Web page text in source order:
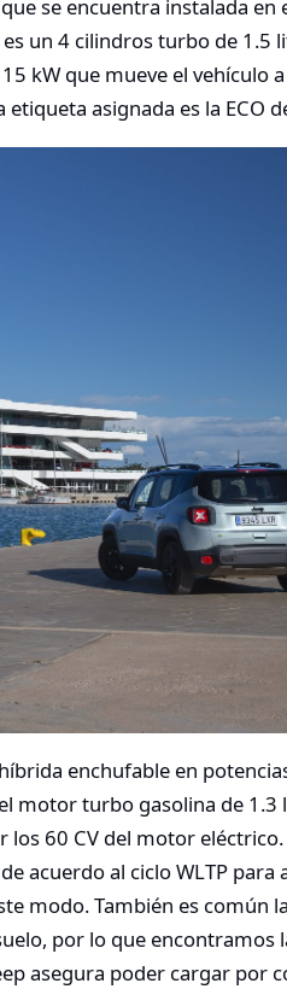
se encuentra instalada en
un 4 cilindros turbo de 1.5
kW que mueve el vehículo
asignada es la ECO
enchufable en
motor turbo gasolina de 1.3
los 60 CV del motor eléctrico.
acuerdo al ciclo WLTP para
modo. También es común
por lo que encontramos
asegura poder cargar por